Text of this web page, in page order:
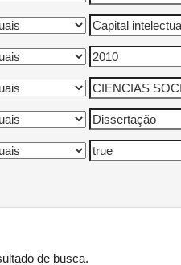
de busca.